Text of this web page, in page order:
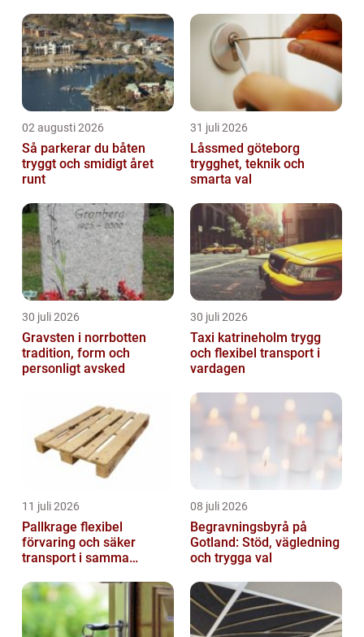
02 augusti 2026
Så parkerar du båten
tryggt och smidigt året
runt
31 juli 2026
Låssmed göteborg
trygghet, teknik och
smarta val
30 juli 2026
Gravsten i norrbotten
tradition, form och
personligt avsked
30 juli 2026
Taxi katrineholm trygg
och flexibel transport i
vardagen
11 juli 2026
Pallkrage flexibel
förvaring och säker
transport i samma
08 juli 2026
Begravningsbyrå på
Gotland: Stöd, vägledning
och trygga val